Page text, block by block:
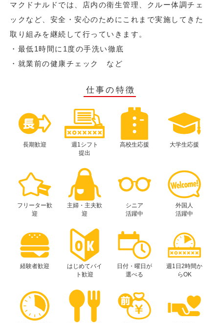
マクドナルドでは、店内の衛生管理、クルー体調チェ
ックなど、安全・安心のためにこれまで実施してきた
取り組みを継続して行っていきます。
・最低1時間に1度の手洗い徹底
・就業前の健康チェック など
仕事の特徴
長期歓迎
週1シフト
提出
高校生応援 大学生応援
フリーター歓
迎
主婦・主夫歓
迎
シニア
活躍中
外国人
活躍中
経験者歓迎
はじめてバイ
ト歓迎
日付・曜日が
選べる
週1日2時間か
らOK